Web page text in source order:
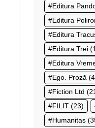
Editura
Editura
Editura
Editura Trei
Editura
Ego. Proză
Fiction Ltd
FILIT (23)
Humanitas